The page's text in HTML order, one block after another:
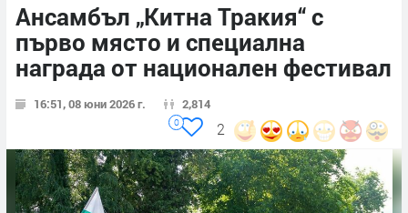
Ансамбъл „Китна Тракия“ с
първо място и специална
награда от национален фестивал
16:51, 08 юни 2026 г. 2,814
2
0